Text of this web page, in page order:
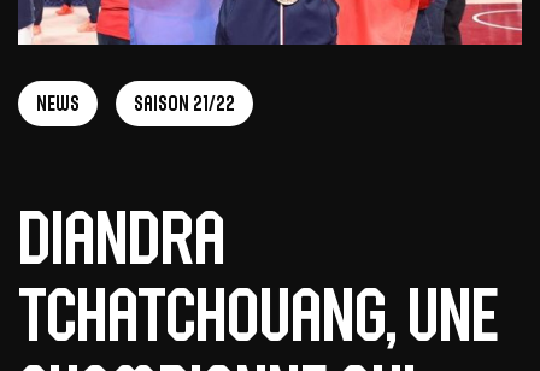
News Saison 21/22
Diandra
Tchatchouang, une